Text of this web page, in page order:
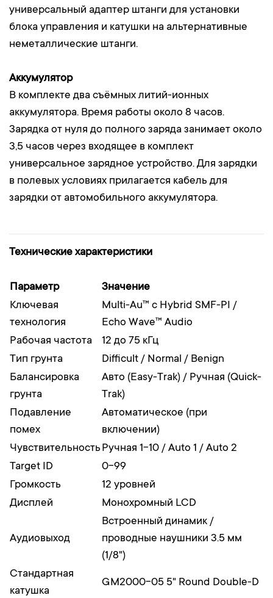
универсальный адаптер штанги для установки
блока управления и катушки на альтернативные
неметаллические штанги.
Аккумулятор
В комплекте два съёмных литий-ионных
аккумулятора. Время работы около 8 часов.
Зарядка от нуля до полного заряда занимает около
3,5 часов через входящее в комплект
универсальное зарядное устройство. Для зарядки
в полевых условиях прилагается кабель для
зарядки от автомобильного аккумулятора.
Технические характеристики
Параметр
Значение
Ключевая
технология
Multi-Au™ с Hybrid SMF-PI /
Echo Wave™ Audio
Рабочая частота
12 до 75 кГц
Тип грунта
Difficult / Normal / Benign
Балансировка
грунта
Авто (Easy-Trak) / Ручная (Quick-
Trak)
Подавление
помех
Автоматическое (при
включении)
Чувствительность Ручная 1-10 / Auto 1 / Auto 2
Target ID
0-99
Громкость
12 уровней
Дисплей
Монохромный LCD
Аудиовыход
Встроенный динамик /
проводные наушники 3.5 мм
(1/8")
Стандартная
катушка
GM2000-05 5" Round Double-D